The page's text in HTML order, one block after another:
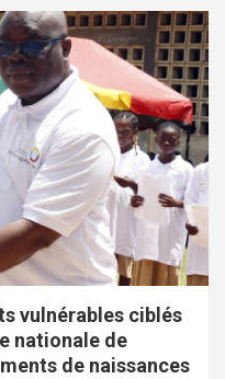
vulnérables ciblés
nationale de
de naissances